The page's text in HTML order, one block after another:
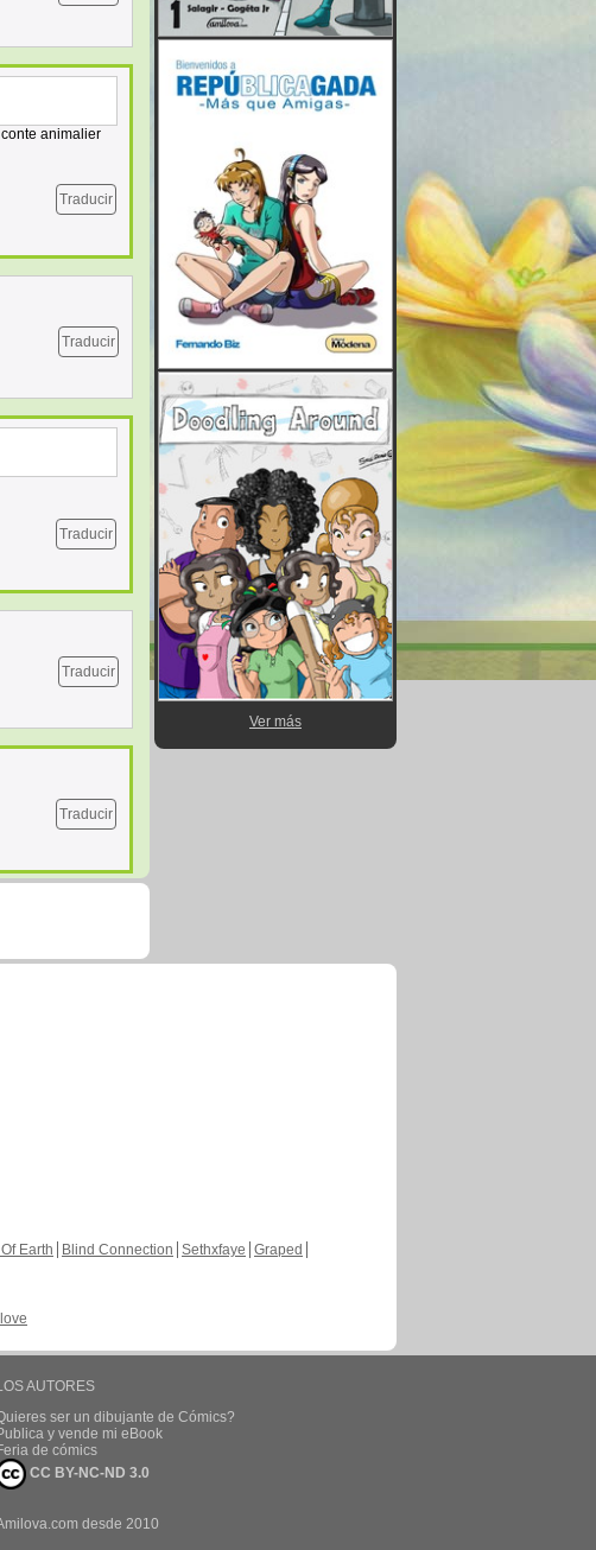
animalier
Traducir
Traducir
Traducir
Traducir
Traducir
Ver más
Earth Blind Connection Sethxfaye Graped
AUTORES
ser un dibujante de Cómics?
y vende mi eBook
de cómics
CC BY-NC-ND 3.0
desde 2010